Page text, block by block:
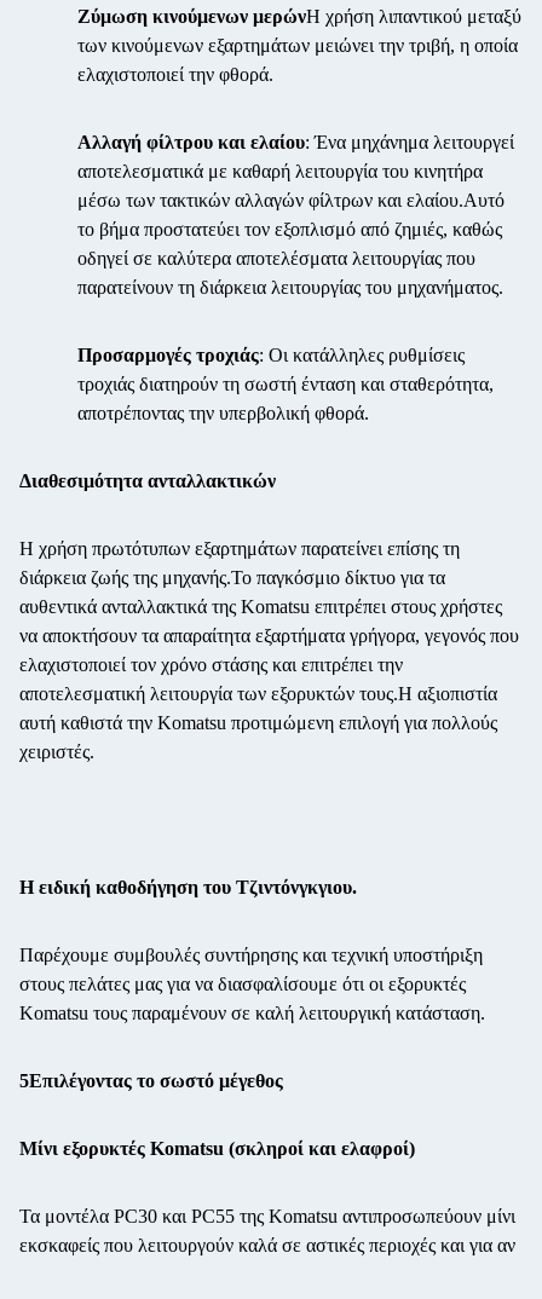
Ζύμωση κινούμενων μερώνΗ χρήση λιπαντικού μεταξύ
των κινούμενων εξαρτημάτων μειώνει την τριβή, η οποία
ελαχιστοποιεί την φθορά.
Αλλαγή φίλτρου και ελαίου: Ένα μηχάνημα λειτουργεί
αποτελεσματικά με καθαρή λειτουργία του κινητήρα
μέσω των τακτικών αλλαγών φίλτρων και ελαίου.Αυτό
το βήμα προστατεύει τον εξοπλισμό από ζημιές, καθώς
οδηγεί σε καλύτερα αποτελέσματα λειτουργίας που
παρατείνουν τη διάρκεια λειτουργίας του μηχανήματος.
Προσαρμογές τροχιάς: Οι κατάλληλες ρυθμίσεις
τροχιάς διατηρούν τη σωστή ένταση και σταθερότητα,
αποτρέποντας την υπερβολική φθορά.
Διαθεσιμότητα ανταλλακτικών
Η χρήση πρωτότυπων εξαρτημάτων παρατείνει επίσης τη
διάρκεια ζωής της μηχανής.Το παγκόσμιο δίκτυο για τα
αυθεντικά ανταλλακτικά της Komatsu επιτρέπει στους χρήστες
να αποκτήσουν τα απαραίτητα εξαρτήματα γρήγορα, γεγονός που
ελαχιστοποιεί τον χρόνο στάσης και επιτρέπει την
αποτελεσματική λειτουργία των εξορυκτών τους.Η αξιοπιστία
αυτή καθιστά την Komatsu προτιμώμενη επιλογή για πολλούς
χειριστές.
Η ειδική καθοδήγηση του Τζιντόνγκγιου.
Παρέχουμε συμβουλές συντήρησης και τεχνική υποστήριξη
στους πελάτες μας για να διασφαλίσουμε ότι οι εξορυκτές
Komatsu τους παραμένουν σε καλή λειτουργική κατάσταση.
5Επιλέγοντας το σωστό μέγεθος
Μίνι εξορυκτές Komatsu (σκληροί και ελαφροί)
Τα μοντέλα PC30 και PC55 της Komatsu αντιπροσωπεύουν μίνι
εκσκαφείς που λειτουργούν καλά σε αστικές περιοχές και για αν